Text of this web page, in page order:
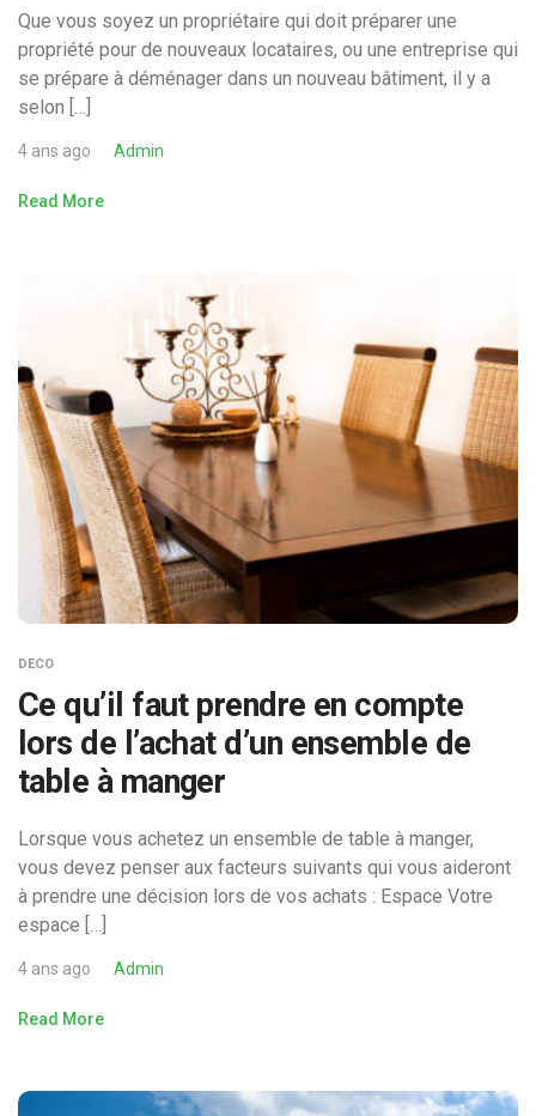
Que vous soyez un propriétaire qui doit préparer une
propriété pour de nouveaux locataires, ou une entreprise qui
se prépare à déménager dans un nouveau bâtiment, il y a
selon […]
4 ans ago Admin
Read More
DECO
Ce qu’il faut prendre en compte
lors de l’achat d’un ensemble de
table à manger
Lorsque vous achetez un ensemble de table à manger,
vous devez penser aux facteurs suivants qui vous aideront
à prendre une décision lors de vos achats : Espace Votre
espace […]
4 ans ago Admin
Read More